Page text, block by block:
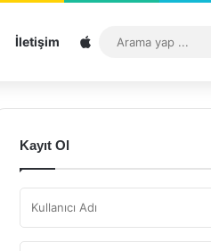
İletişim Sitemap
Kayıt Ol